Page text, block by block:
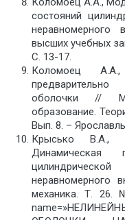
состояний
неравномерного
высших учебных
С. 13-17.
Коломоец
оболочки //
образование.
Вып. 8. –
Крысько В.А.,
Динамическая
неравномерного
механика. Т. 26.